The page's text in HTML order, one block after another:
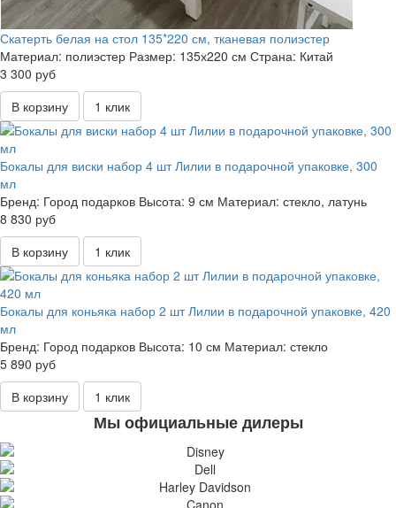
Скатерть белая на стол 135*220 см, тканевая полиэстер
Материал: полиэстер Размер: 135х220 см Страна: Китай
3 300 руб
В корзину
1 клик
Бокалы для виски набор 4 шт Лилии в подарочной упаковке, 300
мл
Бренд: Город подарков Высота: 9 см Материал: стекло, латунь
8 830 руб
В корзину
1 клик
Бокалы для коньяка набор 2 шт Лилии в подарочной упаковке, 420
мл
Бренд: Город подарков Высота: 10 см Материал: стекло
5 890 руб
В корзину
1 клик
Мы официальные дилеры